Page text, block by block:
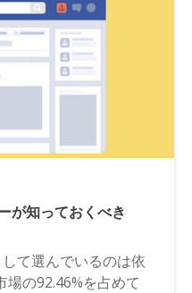
が知っておくべき
て選んでいるのは依
の92.46%を占めて